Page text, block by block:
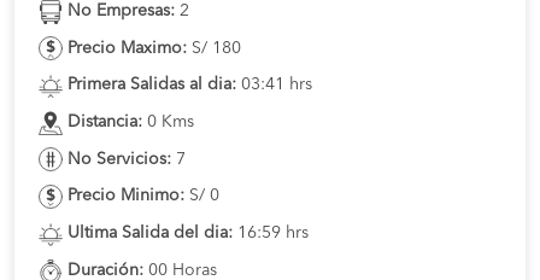
No Empresas: 2
Precio Maximo: S/ 180
Primera Salidas al dia: 03:41 hrs
Distancia: 0 Kms
No Servicios: 7
Precio Minimo: S/ 0
Ultima Salida del dia: 16:59 hrs
Duración: 00 Horas